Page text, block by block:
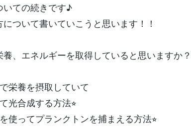
いての続きです♪
ついて書いていこうと思います！！
、エネルギーを取得していると思いますか
栄養を摂取していて
光合成する方法⭐︎
使ってプランクトンを捕まえる方法⭐︎